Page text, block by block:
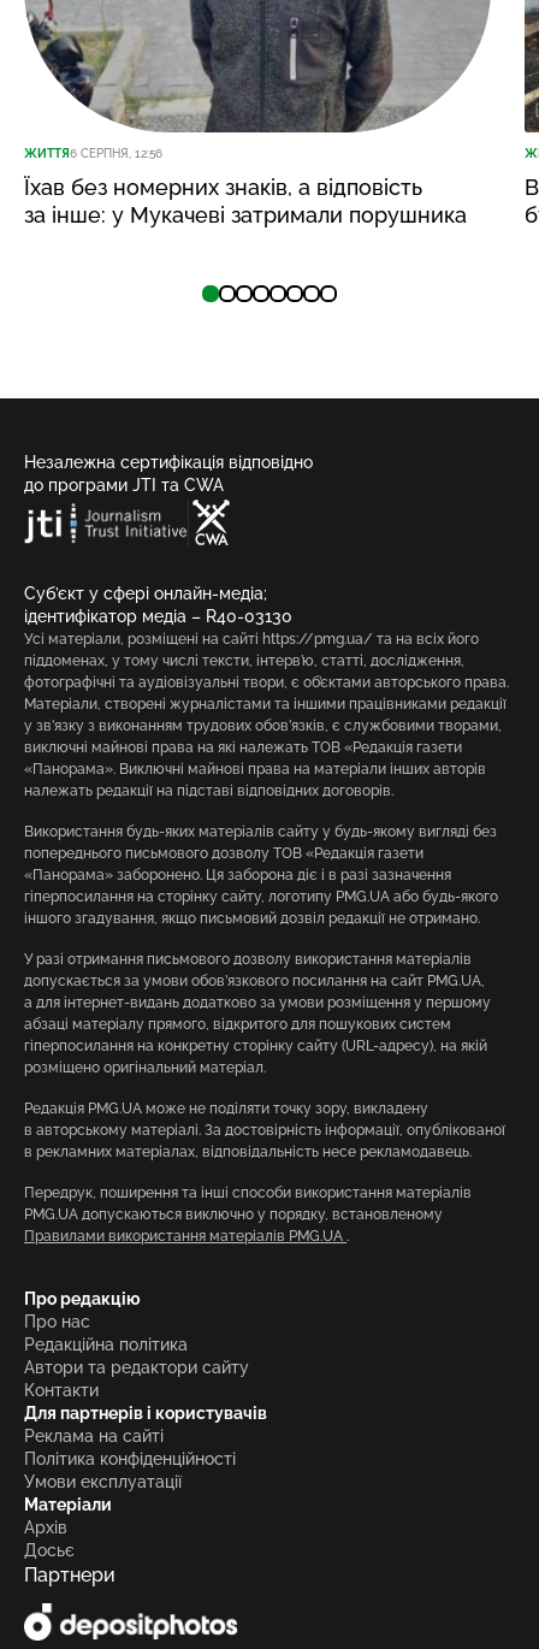
ЖИТТЯ6 СЕРПНЯ, 12:56
Їхав без номерних знаків, а відповість
за інше: у Мукачеві затримали порушника
Незалежна сертифікація відповідно
до програми JTI та CWA
Суб’єкт у сфері онлайн-медіа;
ідентифікатор медіа – R40-03130
Усі матеріали, розміщені на сайті https://pmg.ua/ та на всіх його
піддоменах, у тому числі тексти, інтерв’ю, статті, дослідження,
фотографічні та аудіовізуальні твори, є об’єктами авторського права.
Матеріали, створені журналістами та іншими працівниками редакції
у зв’язку з виконанням трудових обов’язків, є службовими творами,
виключні майнові права на які належать ТОВ «Редакція газети
«Панорама». Виключні майнові права на матеріали інших авторів
належать редакції на підставі відповідних договорів.
Використання будь-яких матеріалів сайту у будь-якому вигляді без
попереднього письмового дозволу ТОВ «Редакція газети
«Панорама» заборонено. Ця заборона діє і в разі зазначення
гіперпосилання на сторінку сайту, логотипу PMG.UA або будь-якого
іншого згадування, якщо письмовий дозвіл редакції не отримано.
У разі отримання письмового дозволу використання матеріалів
допускається за умови обов’язкового посилання на сайт PMG.UA,
а для інтернет-видань додатково за умови розміщення у першому
абзаці матеріалу прямого, відкритого для пошукових систем
гіперпосилання на конкретну сторінку сайту (URL-адресу), на якій
розміщено оригінальний матеріал.
Редакція PMG.UA може не поділяти точку зору, викладену
в авторському матеріалі. За достовірність інформації, опублікованої
в рекламних матеріалах, відповідальність несе рекламодавець.
Передрук, поширення та інші способи використання матеріалів
PMG.UA допускаються виключно у порядку, встановленому
Правилами використання матеріалів PMG.UA .
Про редакцію
Про нас
Редакційна політика
Автори та редактори сайту
Контакти
Для партнерів і користувачів
Реклама на сайті
Політика конфіденційності
Умови експлуатації
Матеріали
Архів
Досьє
Партнери